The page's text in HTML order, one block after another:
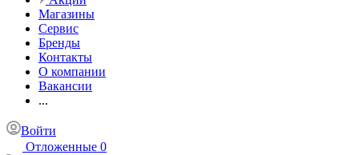
Магазины
Сервис
Бренды
Контакты
О компании
Вакансии
...
Войти
Отложенные 0